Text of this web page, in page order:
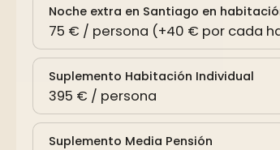
Noche extra en Santiago en
75 € / persona (+40 € por cada
Suplemento Habitación Individual
395 € / persona
Suplemento Media Pensión